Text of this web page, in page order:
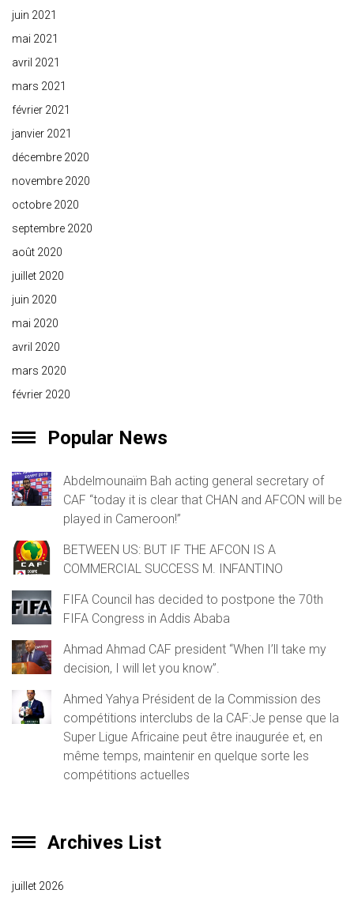
juin 2021
mai 2021
avril 2021
mars 2021
février 2021
janvier 2021
décembre 2020
novembre 2020
octobre 2020
septembre 2020
août 2020
juillet 2020
juin 2020
mai 2020
avril 2020
mars 2020
février 2020
Popular News
Abdelmounaïm Bah acting general secretary of
CAF “today it is clear that CHAN and AFCON will be
played in Cameroon!”
BETWEEN US: BUT IF THE AFCON IS A
COMMERCIAL SUCCESS M. INFANTINO
FIFA Council has decided to postpone the 70th
FIFA Congress in Addis Ababa
Ahmad Ahmad CAF president “When I’ll take my
decision, I will let you know”.
Ahmed Yahya Président de la Commission des
compétitions interclubs de la CAF:Je pense que la
Super Ligue Africaine peut être inaugurée et, en
même temps, maintenir en quelque sorte les
compétitions actuelles
Archives List
juillet 2026